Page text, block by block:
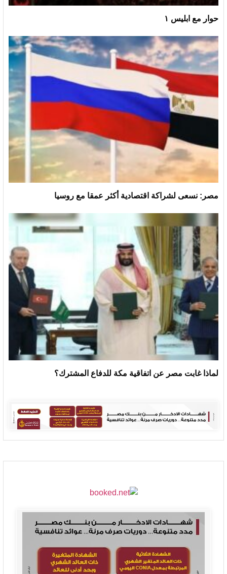
حوار مع ابليس ١
مصر: نسعى لشراكة اقتصادية أكثر عمقا مع روسيا
لماذا غابت مصر عن اتفاقية مكة للدفاع المشترك؟